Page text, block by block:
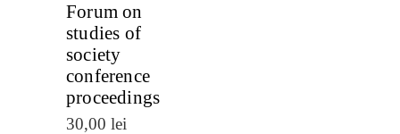
Forum on
studies of
society
conference
proceedings
30,00 lei